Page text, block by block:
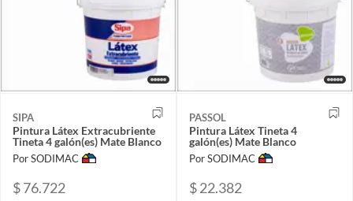
SIPA
Pintura Látex Extracubriente
Tineta 4 galón(es) Mate Blanco
Por SODIMAC
$ 76.722
PASSOL
Pintura Látex Tineta 4
galón(es) Mate Blanco
Por SODIMAC
$ 22.382